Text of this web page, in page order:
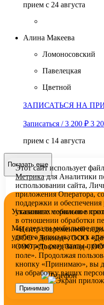
Установите мобильное
Мы сделали мобильное
удобнее записываться к
и смотреть результаты
прием с 24 августа
Алина Макеева
Ломоносовский
Павелецкая
Цветной
ЗАПИСАТЬСЯ НА
Записаться / 3 200 ₽ 3
прием с 14 августа
Показать еще
Этот сайт использует
Метрикадля Аналитики
использовании сайта,
приложения Оператора,
поддержки и обеспечения
указанных сервисов в
в отношении обработки
«Центр современной
ООО «Докмед», ООО
ООО «Докмед Запад»,
поле». Продолжая
кнопку «Принимаю», вы
на обработку ваших
Принимаю